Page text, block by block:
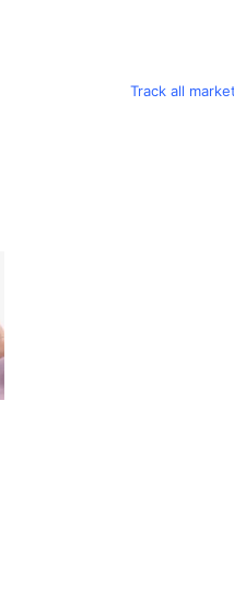
Track all